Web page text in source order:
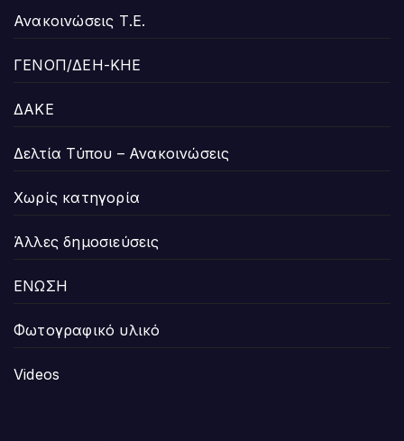
Ανακοινώσεις Τ.Ε.
ΓΕΝΟΠ/ΔΕΗ-ΚΗΕ
ΔΑΚΕ
Δελτία Τύπου – Ανακοινώσεις
Χωρίς κατηγορία
Άλλες δημοσιεύσεις
ΕΝΩΣΗ
Φωτογραφικό υλικό
Videos